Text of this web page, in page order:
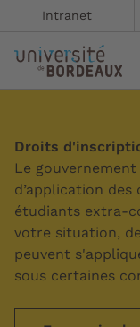
Intranet
Droits
Le
d’application
étudiants extra-
votre situation,
peuvent
sous certaines
Sommaire
The
Mise à jour le :
L'université de